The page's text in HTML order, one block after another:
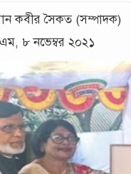
কবীর সৈকত (সম্পাদক)
৮ নভেম্বর ২০২১